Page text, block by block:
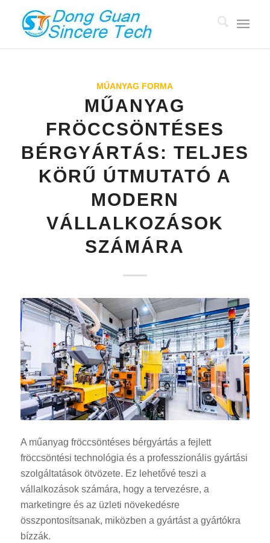
MŰANYAG FORMA
MŰANYAG
FRÖCCSÖNTÉSES
BÉRGYÁRTÁS: TELJES
KÖRŰ ÚTMUTATÓ A
MODERN
VÁLLALKOZÁSOK
SZÁMÁRA
A műanyag fröccsöntéses bérgyártás a fejlett
fröccsöntési technológia és a professzionális gyártási
szolgáltatások ötvözete. Ez lehetővé teszi a
vállalkozások számára, hogy a tervezésre, a
marketingre és az üzleti növekedésre
összpontosítsanak, miközben a gyártást a gyártókra
bízzák.